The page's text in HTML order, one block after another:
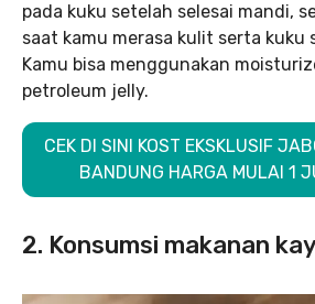
pada kuku setelah selesai mandi,
saat kamu merasa kulit serta kuku
Kamu bisa menggunakan
petroleum jelly.
CEK DI SINI KOST EKSKLUSIF
BANDUNG HARGA MULAI 1
2. Konsumsi makanan